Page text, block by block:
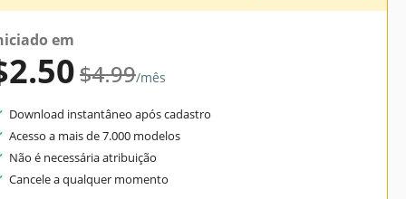
em
$4.99/mês
Download instantâneo após cadastro
Acesso a mais de 7.000 modelos
Não é necessária atribuição
Cancele a qualquer momento